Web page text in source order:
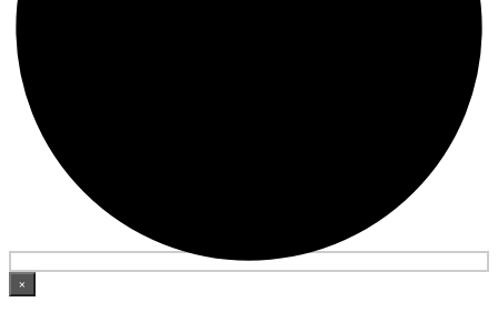
×